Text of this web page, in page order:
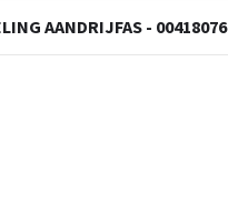
AANDRIJFAS - 00418076